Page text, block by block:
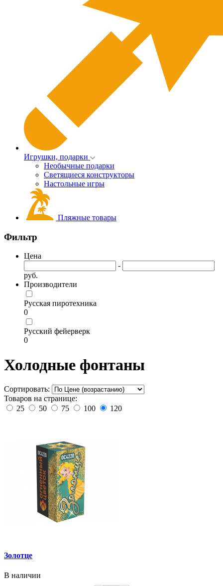
Игрушки, подарки
Необычные подарки
Светящиеся конструкторы
Настольные игры
Пляжные товары
Фильтр
Цена
-
руб.
Производители
Русская пиротехника
0
Русский фейерверк
0
Холодные фонтаны
Сортировать:
Товаров на странице:
25
50 75 100 120
Золотце
В наличии